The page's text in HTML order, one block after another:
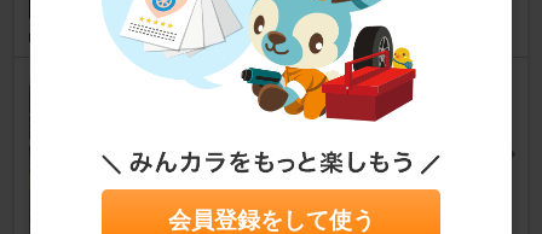
車検
[KSP2 / MXPA1 / GXPA1系]
14
0
会員登録をして使う